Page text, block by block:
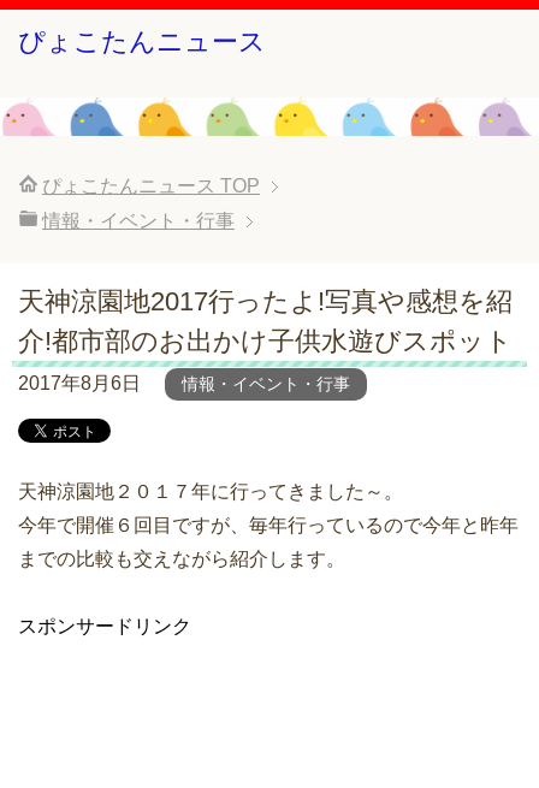
ぴょこたんニュース
ぴょこたんニュース TOP
情報・イベント・行事
天神涼園地2017行ったよ!写真や感想を紹
介!都市部のお出かけ子供水遊びスポット
2017年8月6日 情報・イベント・行事
天神涼園地２０１７年に行ってきました～。
今年で開催６回目ですが、毎年行っているので今年と昨年
までの比較も交えながら紹介します。
スポンサードリンク